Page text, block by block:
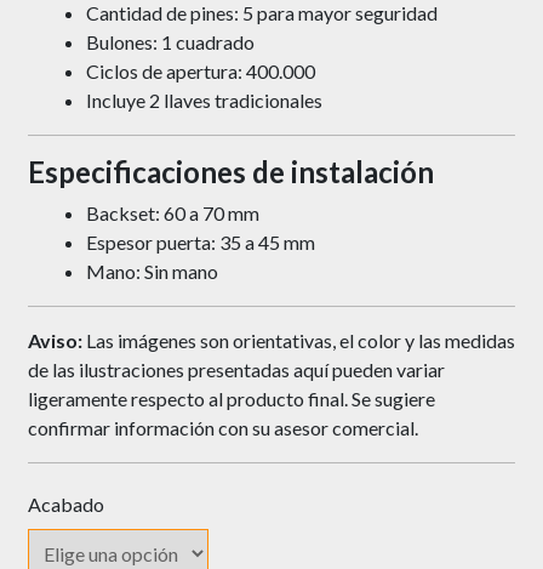
Cantidad de pines: 5 para mayor seguridad
Bulones: 1 cuadrado
Ciclos de apertura: 400.000
Incluye 2 llaves tradicionales
Especificaciones de instalación
Backset: 60 a 70 mm
Espesor puerta: 35 a 45 mm
Mano: Sin mano
Aviso:Las imágenes son orientativas, el color y las medidas
de las ilustraciones presentadas aquí pueden variar
ligeramente respecto al producto final. Se sugiere
confirmar información con su asesor comercial.
Acabado